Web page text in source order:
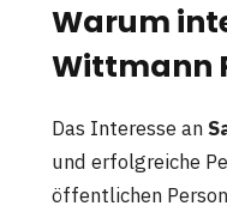
Warum
Wittmann
Das Interesse an
und erfolgreiche
öffentlichen